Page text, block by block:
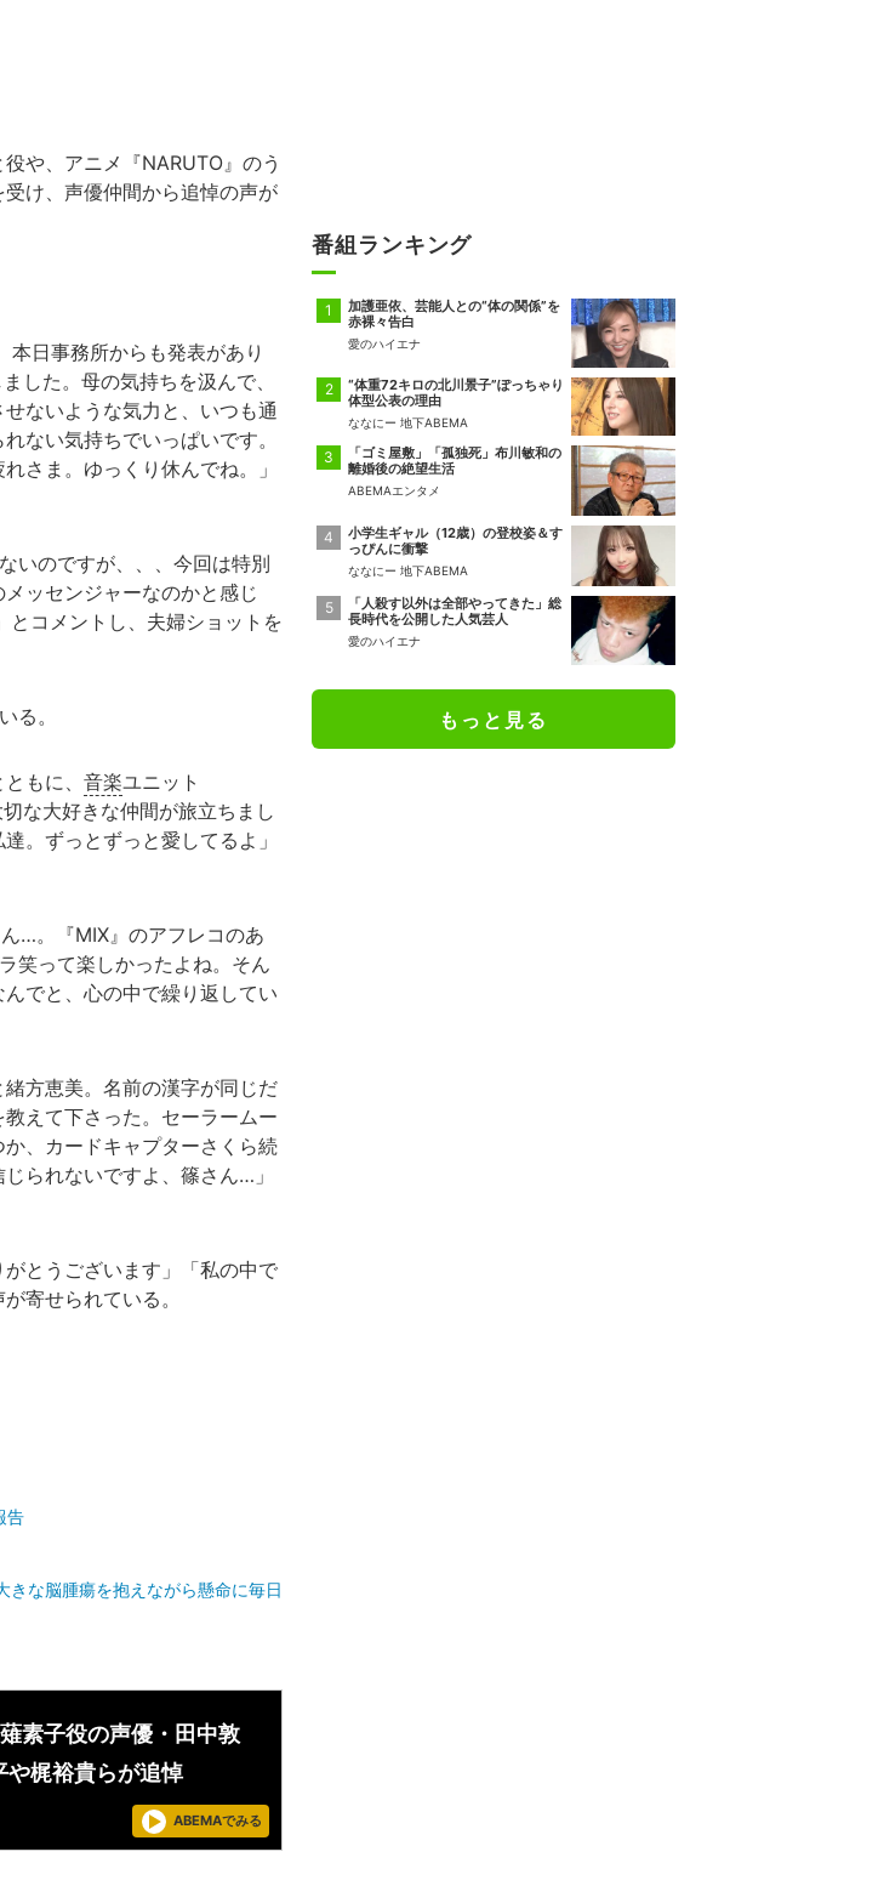
や、アニメ『NARUTO』のう
け、声優仲間から追悼の声が
日事務所からも発表があり
した。母の気持ちを汲んで、
ないような気力と、いつも通
ない気持ちでいっぱいです。
さま。ゆっくり休んでね。」
いのですが、、、今回は特別
ッセンジャーなのかと感じ
コメントし、夫婦ショットを
る。
もに、 音楽ユニット
な大好きな仲間が旅立ちまし
。ずっとずっと愛してるよ」
…。『MIX』のアフレコのあ
笑って楽しかったよね。そん
でと、心の中で繰り返してい
方恵美。名前の漢字が同じだ
えて下さった。セーラームー
、カードキャプターさくら続
られないですよ、篠さん…」
とうございます」「私の中で
寄せられている。
告
きな脳腫瘍を抱えながら懸命に毎日
素子役の声優・田中敦
や梶裕貴らが追悼
ABEMAでみる
番組ランキング
加護亜依、芸能人との“体の関係”を
赤裸々告白
愛のハイエナ
“体重72キロの北川景子”ぽっちゃり
体型公表の理由
ななにー 地下ABEMA
「ゴミ屋敷」「孤独死」布川敏和の
離婚後の絶望生活
ABEMAエンタメ
小学生ギャル（12歳）の登校姿＆す
っぴんに衝撃
ななにー 地下ABEMA
「人殺す以外は全部やってきた」総
長時代を公開した人気芸人
愛のハイエナ
もっと見る